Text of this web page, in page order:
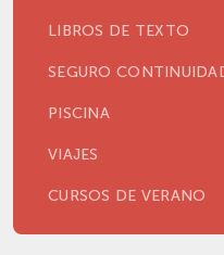
LIBROS DE TEXTO
SEGURO
PISCINA
VIAJES
CURSOS DE VERANO